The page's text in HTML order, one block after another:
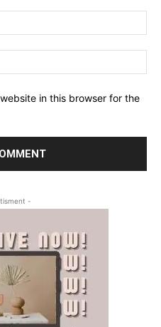
in this browser for the
-